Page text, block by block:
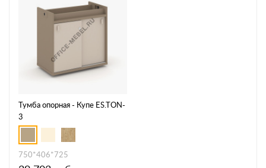
Тумба опорная - Купе ES.TON-
3
750*406*725